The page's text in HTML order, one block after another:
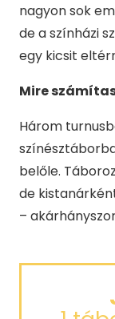
nagyon sok
de a színházi
egy kicsit
Mire
Három
belőle.
de
–